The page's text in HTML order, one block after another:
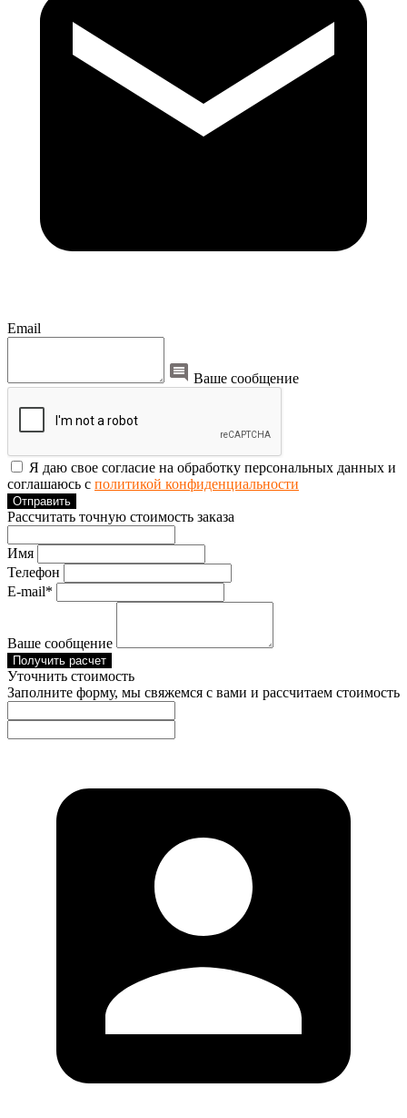
Email
Ваше сообщение
Я даю свое согласие на обработку персональных данных и
соглашаюсь с политикой конфиденциальности
Отправить
Рассчитать точную стоимость заказа
Имя
Телефон
E-mail*
Ваше сообщение
Получить расчет
Уточнить стоимость
Заполните форму, мы свяжемся с вами и рассчитаем стоимость